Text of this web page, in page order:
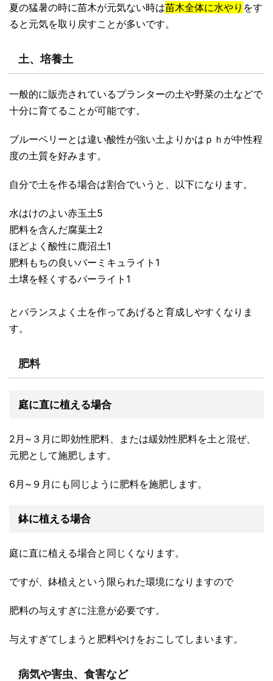
夏の猛暑の時に苗木が元気ない時は苗木全体に水やり をす
ると元気を取り戻すことが多いです。
土、培養土
一般的に販売されているプランターの土や野菜の土などで
十分に育てることが可能です。
ブルーベリーとは違い酸性が強い土よりかはｐｈが中性程
度の土質を好みます。
自分で土を作る場合は割合でいうと、以下になります。
水はけのよい赤玉土5
肥料を含んだ腐葉土2
ほどよく酸性に鹿沼土1
肥料もちの良いバーミキュライト1
土壌を軽くするパーライト1
とバランスよく土を作ってあげると育成しやすくなりま
す。
肥料
庭に直に植える場合
2月~３月に即効性肥料、または緩効性肥料を土と混ぜ、
元肥として施肥します。
6月~９月にも同じように肥料を施肥します。
鉢に植える場合
庭に直に植える場合と同じくなります。
ですが、鉢植えという限られた環境になりますので
肥料の与えすぎに注意が必要です。
与えすぎてしまうと肥料やけをおこしてしまいます。
病気や害虫、食害など